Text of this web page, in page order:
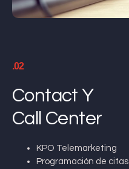
.02
Contact Y
Call Center
KPO Telemarketing
Programación de citas